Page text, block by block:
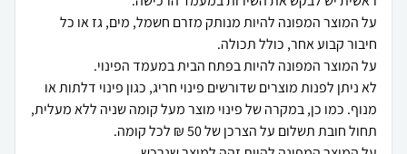
על המוצר המפונה להיות מנותק מזרם חשמל, מים, גז או כל
לא ניתן לפנות מוצרים שדורשים פינוי חריג, כגון פינוי דלתות או
מנוף. כמו כן, במקרה של פינוי מוצר מעל קומה שניה ללא מעלית,